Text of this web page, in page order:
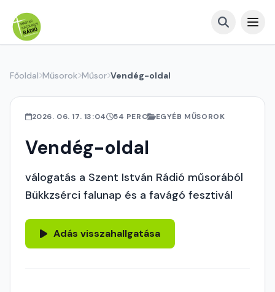
Főoldal Műsorok Műsor Vendég-oldal
2026. 06. 17. 13:04 54 PERC EGYÉB MŰSOROK
Vendég-oldal
válogatás a Szent István Rádió műsorából
Bükkzsérci falunap és a favágó fesztivál
Adás visszahallgatása